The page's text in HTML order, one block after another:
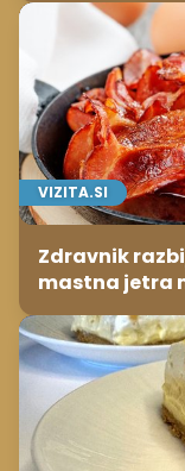
VIZITA.SI
Zdravnik
mastna jetra
temveč